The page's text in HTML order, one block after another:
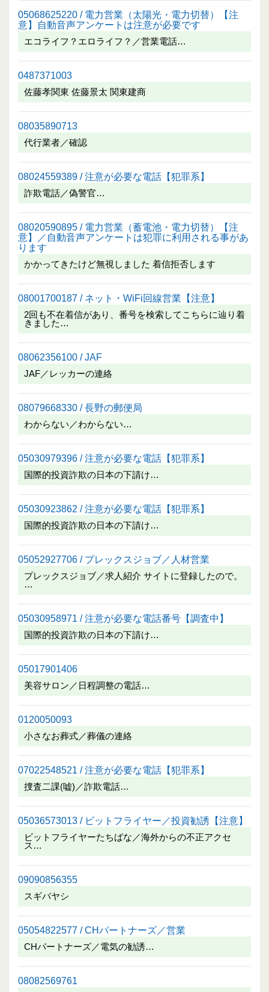
05068625220 / 電力営業（太陽光・電力切替）【注
意】自動音声アンケートは注意が必要です
エコライフ？エロライフ？／営業電話…
0487371003
佐藤孝関東 佐藤景太 関東建商
08035890713
代行業者／確認
08024559389 / 注意が必要な電話【犯罪系】
詐欺電話／偽警官…
08020590895 / 電力営業（蓄電池・電力切替）【注
意】／自動音声アンケートは犯罪に利用される事があ
ります
かかってきたけど無視しました 着信拒否します
08001700187 / ネット・WiFi回線営業【注意】
2回も不在着信があり、番号を検索してこちらに辿り着
きました…
08062356100 / JAF
JAF／レッカーの連絡
08079668330 / 長野の郵便局
わからない／わからない…
05030979396 / 注意が必要な電話【犯罪系】
国際的投資詐欺の日本の下請け…
05030923862 / 注意が必要な電話【犯罪系】
国際的投資詐欺の日本の下請け…
05052927706 / プレックスジョブ／人材営業
プレックスジョブ／求人紹介 サイトに登録したので。
…
05030958971 / 注意が必要な電話番号【調査中】
国際的投資詐欺の日本の下請け…
05017901406
美容サロン／日程調整の電話…
0120050093
小さなお葬式／葬儀の連絡
07022548521 / 注意が必要な電話【犯罪系】
捜査二課(嘘)／詐欺電話…
05036573013 / ビットフライヤー／投資勧誘【注意】
ビットフライヤーたちばな／海外からの不正アクセ
ス…
09090856355
スギバヤシ
05054822577 / CHパートナーズ／営業
CHパートナーズ／電気の勧誘…
08082569761